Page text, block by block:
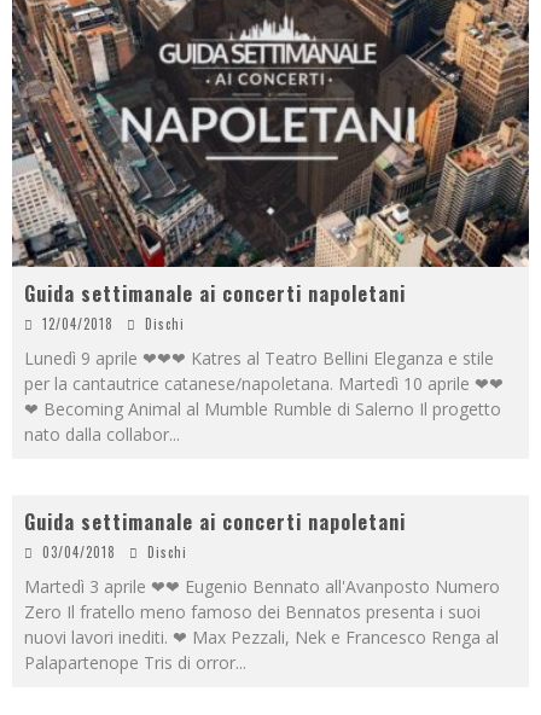
Guida settimanale ai concerti napoletani
12/04/2018 Dischi
Lunedì 9 aprile ❤❤❤ Katres al Teatro Bellini Eleganza e stile
per la cantautrice catanese/napoletana. Martedì 10 aprile ❤❤
❤ Becoming Animal al Mumble Rumble di Salerno Il progetto
nato dalla collabor...
Guida settimanale ai concerti napoletani
03/04/2018 Dischi
Martedì 3 aprile ❤❤ Eugenio Bennato all'Avanposto Numero
Zero Il fratello meno famoso dei Bennatos presenta i suoi
nuovi lavori inediti. ❤ Max Pezzali, Nek e Francesco Renga al
Palapartenope Tris di orror...